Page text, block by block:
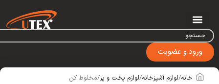
ورود و عضویت
خانه لوازم آشپزخانه لوازم پخت و پز مخلوط کن